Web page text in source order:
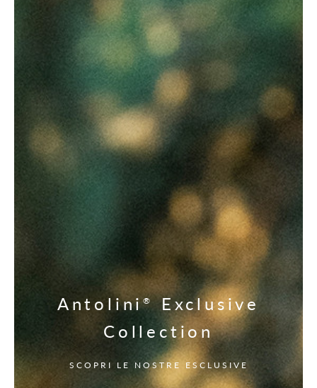
Antolini® Exclusive
Collection
SCOPRI LE NOSTRE ESCLUSIVE